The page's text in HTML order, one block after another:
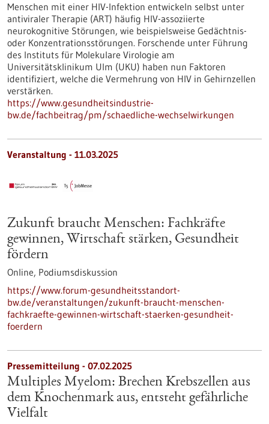
Menschen mit einer HIV-​Infektion entwickeln selbst unter
antiviraler Therapie (ART) häufig HIV-​assoziierte
neurokognitive Störungen, wie beispielsweise Gedächtnis-​
oder Konzentrationsstörungen. Forschende unter Führung
des Instituts für Molekulare Virologie am
Universitätsklinikum Ulm (UKU) haben nun Faktoren
identifiziert, welche die Vermehrung von HIV in Gehirnzellen
verstärken.
https://www.gesundheitsindustrie-
bw.de/fachbeitrag/pm/schaedliche-wechselwirkungen
Veranstaltung - 11.03.2025
Zukunft braucht Menschen: Fachkräfte
gewinnen, Wirtschaft stärken, Gesundheit
fördern
Online, Podiumsdiskussion
https://www.forum-gesundheitsstandort-
bw.de/veranstaltungen/zukunft-braucht-menschen-
fachkraefte-gewinnen-wirtschaft-staerken-gesundheit-
foerdern
Pressemitteilung - 07.02.2025
Multiples Myelom: Brechen Krebszellen aus
dem Knochenmark aus, entsteht gefährliche
Vielfalt